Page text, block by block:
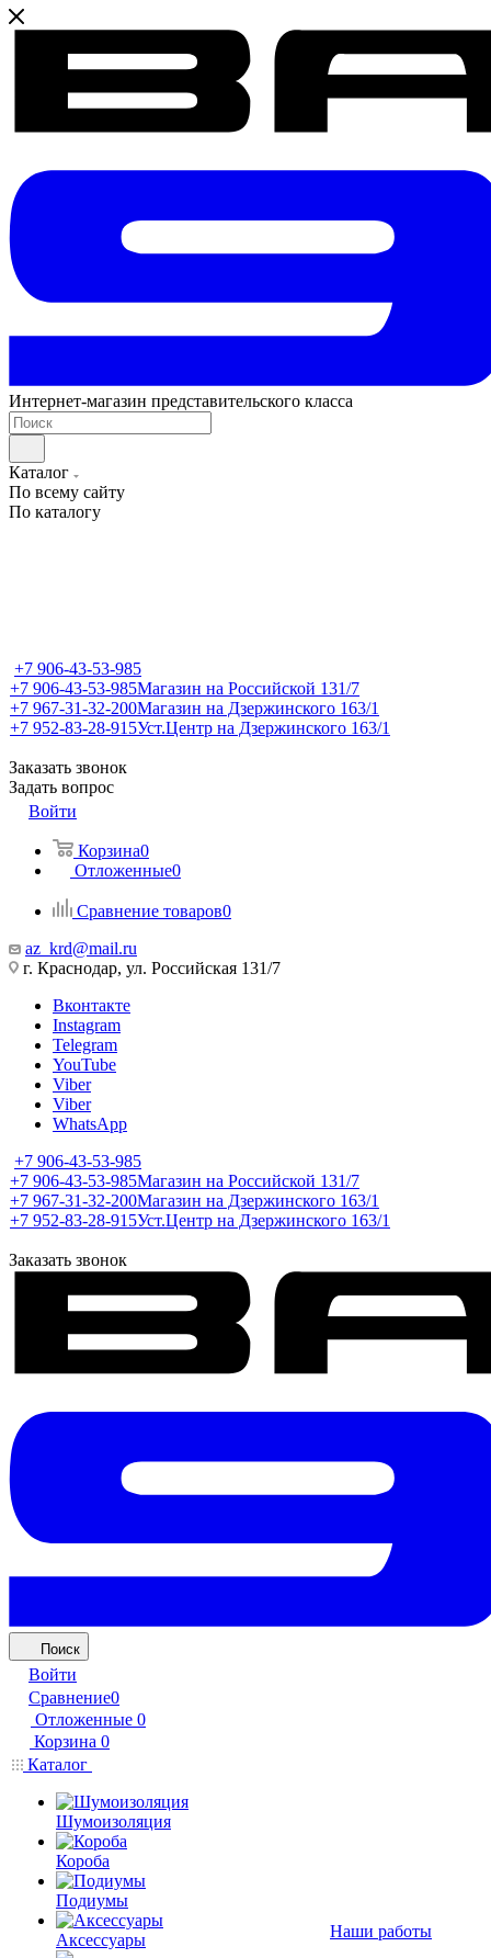
Интернет-магазин представительского класса
Каталог
По всему сайту
По каталогу
+7 906-43-53-985
+7 906-43-53-985Магазин на Российской 131/7
+7 967-31-32-200Магазин на Дзержинского 163/1
+7 952-83-28-915Уст.Центр на Дзержинского 163/1
Заказать звонок
Задать вопрос
Войти
Корзина0
Отложенные0
Сравнение товаров0
az_krd@mail.ru
г. Краснодар, ул. Российская 131/7
Вконтакте
Instagram
Telegram
YouTube
Viber
Viber
WhatsApp
+7 906-43-53-985
+7 906-43-53-985Магазин на Российской 131/7
+7 967-31-32-200Магазин на Дзержинского 163/1
+7 952-83-28-915Уст.Центр на Дзержинского 163/1
Заказать звонок
Поиск
Войти
Сравнение0
Отложенные 0
Корзина 0
Каталог
Шумоизоляция
Короба
Подиумы
Аксессуары
Наши работы